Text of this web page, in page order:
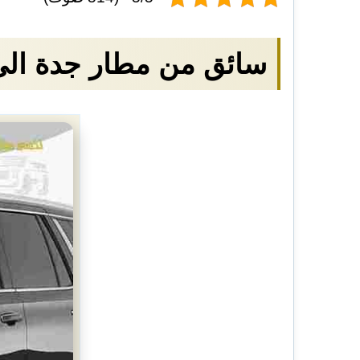
سائق من مطار جدة